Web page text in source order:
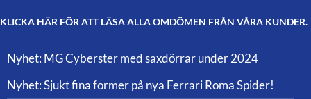
KLICKA HÄR FÖR ATT LÄSA ALLA OMDÖMEN FRÅN VÅRA KUNDER.
Nyhet: MG Cyberster med saxdörrar under 2024
Nyhet: Sjukt fina former på nya Ferrari Roma Spider!